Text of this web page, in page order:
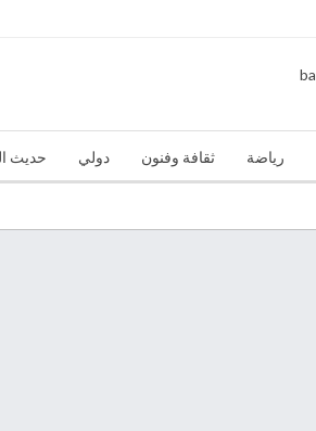
رياضة ثقافة وفنون دولي حديث